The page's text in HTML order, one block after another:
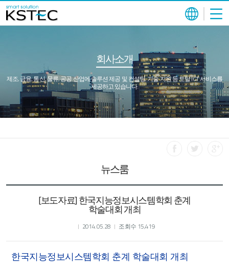
회사소개
제조, 금융, 통신, 물류, 공공 산업에 솔루션 제공 및 컨설팅, 기술 지원 등 토탈 ICT 서비스를
제공하고 있습니다.
뉴스룸
[보도자료] 한국지능정보시스템학회 춘계
학술대회 개최
2014.05.28 조회수 15,419
한국지능정보시스템학회 춘계 학술대회 개최